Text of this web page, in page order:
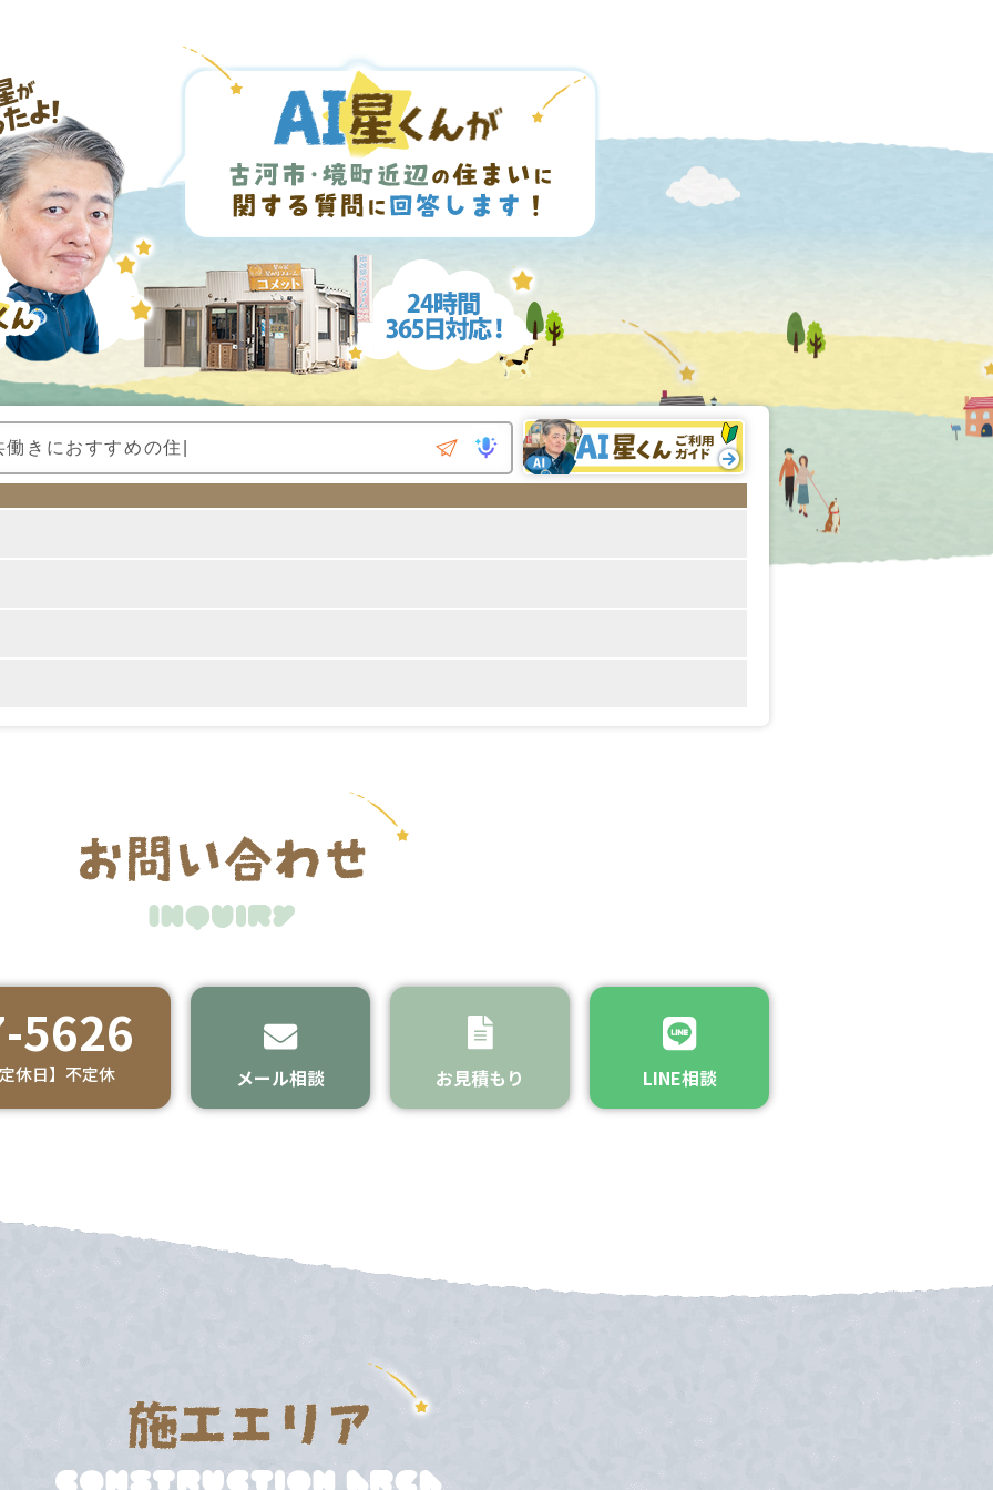
5626
休日】不定休 メール相談 お見積もり LINE相談